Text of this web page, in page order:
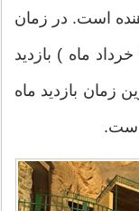
است. در زمان
اجرای مراسم عمومی زرتشتیان ( 27 خرداد ماه ) بازدید
زمان بازدید ماه
است.